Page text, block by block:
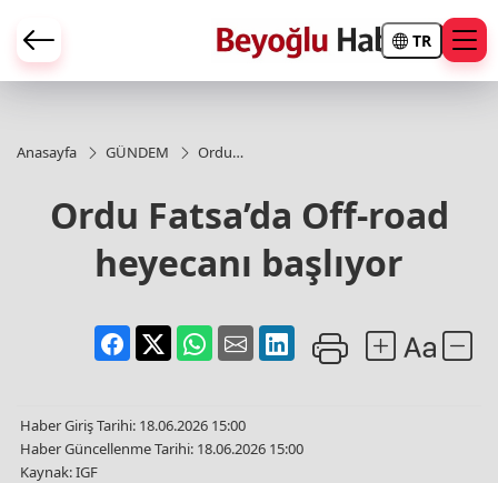
TR
Anasayfa GÜNDEM
Ordu
heyecanı
başlıyor
Ordu Fatsa’da Off-road
heyecanı başlıyor
Haber Giriş Tarihi: 18.06.2026 15:00
Haber Güncellenme Tarihi: 18.06.2026 15:00
Kaynak: IGF